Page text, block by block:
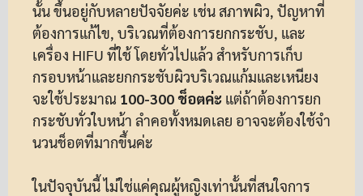
นั้น ขึ้นอยู่กับหลายปัจจัยค่ะ เช่น สภาพผิว, ปัญหาที่
ต้องการแก้ไข, บริเวณที่ต้องการยกกระชับ, และ
เครื่อง HIFU ที่ใช้ โดยทั่วไปแล้ว สำหรับการเก็บ
กรอบหน้าและยกกระชับผิวบริเวณแก้มและเหนียง
จะใช้ประมาณ 100-300 ช็อตค่ะ แต่ถ้าต้องการยก
กระชับทั่วใบหน้า ลำคอทั้งหมดเลย อาจจะต้องใช้จำ
นวนช็อตที่มากขึ้นค่ะ
ในปัจจุบันนี้ ไม่ใช่แค่คุณผู้หญิงเท่านั้นที่สนใจการ